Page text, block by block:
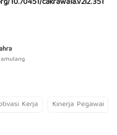
Kerja Kinerja Pegawai